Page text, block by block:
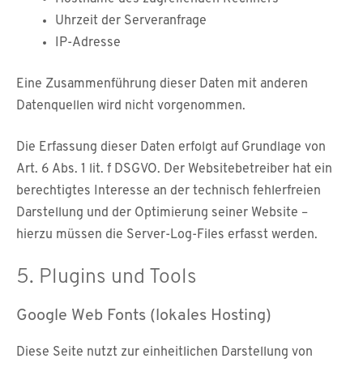
Uhrzeit der Serveranfrage
IP-Adresse
Eine Zusammenführung dieser Daten mit anderen
Datenquellen wird nicht vorgenommen.
Die Erfassung dieser Daten erfolgt auf Grundlage von
Art. 6 Abs. 1 lit. f DSGVO. Der Websitebetreiber hat ein
berechtigtes Interesse an der technisch fehlerfreien
Darstellung und der Optimierung seiner Website –
hierzu müssen die Server-Log-Files erfasst werden.
5. Plugins und Tools
Google Web Fonts (lokales Hosting)
Diese Seite nutzt zur einheitlichen Darstellung von